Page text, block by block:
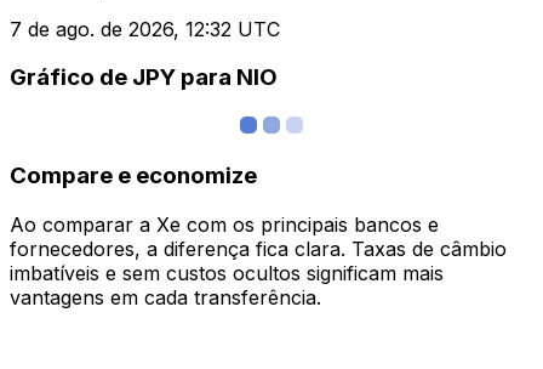
7 de ago. de 2026, 12:32 UTC
Gráfico de JPY para NIO
Compare e economize
Ao comparar a Xe com os principais bancos e
fornecedores, a diferença fica clara. Taxas de câmbio
imbatíveis e sem custos ocultos significam mais
vantagens em cada transferência.